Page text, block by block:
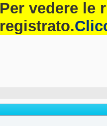
Per vedere le
registrato.